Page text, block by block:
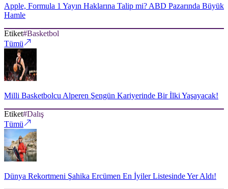
Apple, Formula 1 Yayın Haklarına Talip mi? ABD Pazarında Büyük
Hamle
Etiket#Basketbol
Tümü
Milli Basketbolcu Alperen Şengün Kariyerinde Bir İlki Yaşayacak!
Etiket#Dalış
Tümü
Dünya Rekortmeni Şahika Ercümen En İyiler Listesinde Yer Aldı!